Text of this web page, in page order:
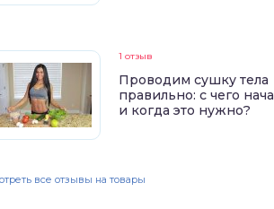
1 отзыв
Проводим сушку тела
правильно: с чего
и когда это нужно?
все отзывы на товары